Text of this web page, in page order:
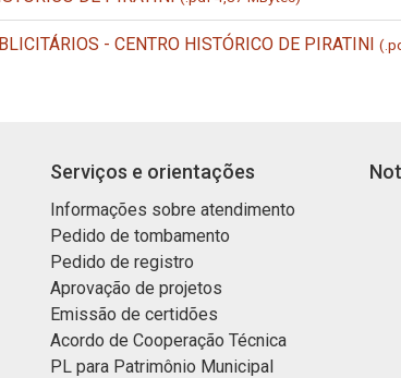
- CENTRO HISTÓRICO DE PIRATINI
Serviços e orientações
Informações sobre atendimento
Pedido de tombamento
Pedido de registro
Aprovação de projetos
Emissão de certidões
Acordo de Cooperação Técnica
PL para Patrimônio Municipal